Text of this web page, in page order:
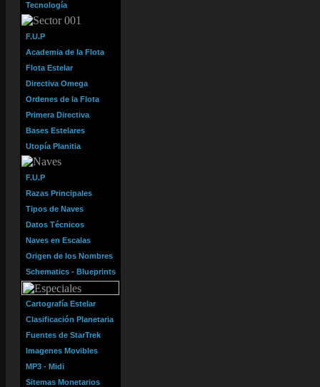
Tecnología
F.U.P
Academia de la Flota
Flota Estelar
Directiva Omega
Ordenes de la Flota
Primera Directiva
Bases Estelares
Utopía Planitia
F.U.P
Razas Principales
Tipos de Naves
Datos Técnicos
Naves en Escalas
Origen de los Nombres
Schematics - Blueprints
Cartografía Estelar
Clasificación Planetaria
Fuentes de StarTrek
Imagenes Movibles
MP3 - Midi
Sitemas Monetarios